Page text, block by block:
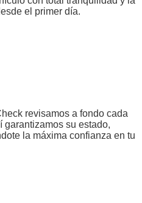
el primer día.
revisamos a fondo cada
garantizamos su estado,
la máxima confianza en tu